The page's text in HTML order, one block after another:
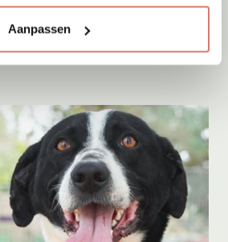
Aanpassen